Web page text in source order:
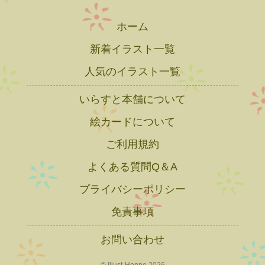
ホーム
新着イラスト一覧
人気のイラスト一覧
いらすと本舗について
絵カードについて
ご利用規約
よくある質問Q＆A
プライバシーポリシー
免責事項
お問い合わせ